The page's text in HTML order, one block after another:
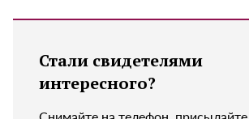
Стали свидетелями
интересного?